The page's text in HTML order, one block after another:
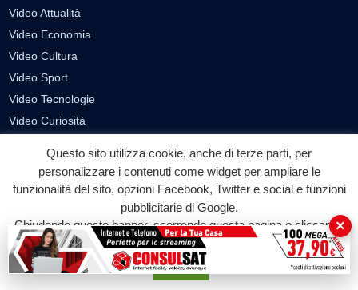
Video Attualità
Video Economia
Video Cultura
Video Sport
Video Tecnologie
Video Curiosità
PUBBLICITÀ
Richiesta pubblicazione articoli/banner
SEGUICI SUI SOCIAL
f ◎ ▶
Questo sito utilizza cookie, anche di terze parti, per
personalizzare i contenuti come widget per ampliare le
funzionalità del sito, opzioni Facebook, Twitter e social e funzioni
pubblicitarie di Google.
Chiudendo questo banner, scorrendo questa pagina o cliccando
su qualunque suo elemento acconsenti all'uso dei cookie.
Accetta
×